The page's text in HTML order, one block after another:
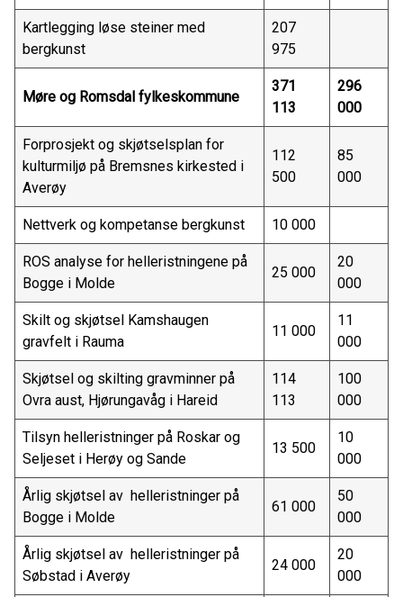
Kartlegging løse steiner med
bergkunst
207
975
Møre og Romsdal fylkeskommune
371
113
296
000
Forprosjekt og skjøtselsplan for
kulturmiljø på Bremsnes kirkested i
Averøy
112
500
85
000
Nettverk og kompetanse bergkunst 10 000
ROS analyse for helleristningene på
Bogge i Molde
25 000
20
000
Skilt og skjøtsel Kamshaugen
gravfelt i Rauma
11 000
11
000
Skjøtsel og skilting gravminner på
Ovra aust, Hjørungavåg i Hareid
114
113
100
000
Tilsyn helleristninger på Roskar og
Seljeset i Herøy og Sande
13 500
10
000
Årlig skjøtsel av helleristninger på
Bogge i Molde
61 000
50
000
Årlig skjøtsel av helleristninger på
Søbstad i Averøy
24 000
20
000